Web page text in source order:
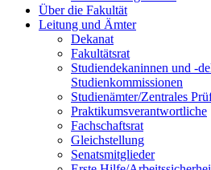
Über die Fakultät
Leitung und Ämter
Dekanat
Fakultätsrat
Studiendekaninnen und -
Studienkommissionen
Studienämter/Zentrales
Praktikumsverantwortliche
Fachschaftsrat
Gleichstellung
Senatsmitglieder